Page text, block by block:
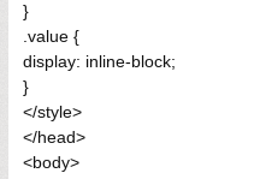
}
.value {
display: inline-block;
}
</style>
</head>
<body>